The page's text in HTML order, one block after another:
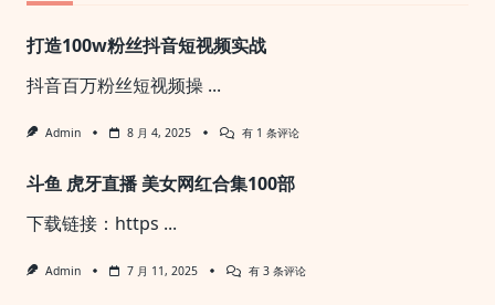
打造100w粉丝抖音短视频实战
抖音百万粉丝短视频操 ...
Admin 8 月 4, 2025
打
粉
视
频
有 1 条评论
斗鱼 虎牙直播 美女网红合集100部
下载链接：https ...
Admin 7 月 11, 2025
斗
有 3 条评论